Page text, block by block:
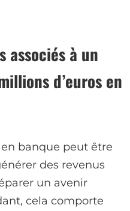
associés à un
d’euros en
banque peut être
des revenus
un avenir
cela comporte